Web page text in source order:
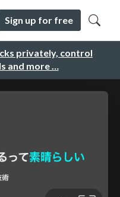
privately, control
and more …
Sign up for free